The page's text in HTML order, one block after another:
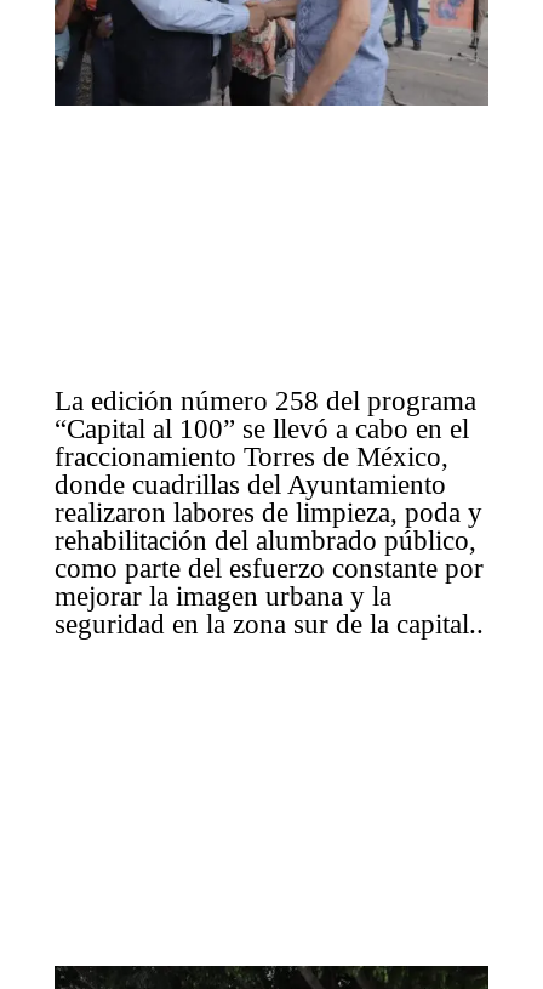
La edición número 258 del programa
“Capital al 100” se llevó a cabo en el
fraccionamiento Torres de México,
donde cuadrillas del Ayuntamiento
realizaron labores de limpieza, poda y
rehabilitación del alumbrado público,
como parte del esfuerzo constante por
mejorar la imagen urbana y la
seguridad en la zona sur de la capital..